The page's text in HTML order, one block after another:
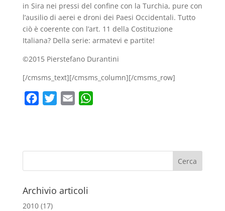
in Sira nei pressi del confine con la Turchia, pure con
l’ausilio di aerei e droni dei Paesi Occidentali. Tutto
ciò è coerente con l’art. 11 della Costituzione
Italiana? Della serie: armatevi e partite!
©2015 Pierstefano Durantini
[/cmsms_text][/cmsms_column][/cmsms_row]
b
o
k
t
e
l
s
A
Archivio articoli
2010(17)